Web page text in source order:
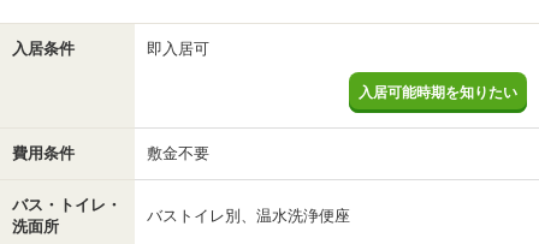
入居条件 即入居可
入居可能時期を知りたい
費用条件 敷金不要
バス・トイレ・
洗面所
バストイレ別、温水洗浄便座